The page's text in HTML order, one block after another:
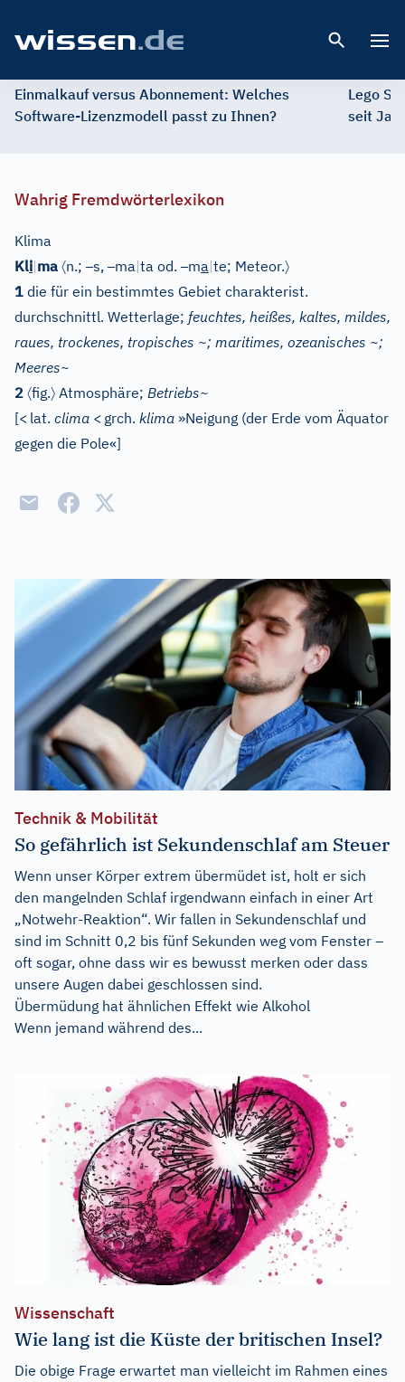
Einmalkauf versus Abonnement: Welches
Software-Lizenzmodell passt zu Ihnen?
Lego
seit
Wahrig Fremdwörterlexikon
Klima
Kli|ma 〈n.;–s,–ma|ta od.–ma|te; Meteor.〉
1 die für ein bestimmtes Gebiet charakterist.
durchschnittl. Wetterlage; feuchtes, heißes, kaltes, mildes,
raues, trockenes, tropisches ~; maritimes, ozeanisches ~;
Meeres~
2 〈fig.〉 Atmosphäre; Betriebs~
[< lat. clima < grch. klima »Neigung (der Erde vom Äquator
gegen die Pole«]
Technik & Mobilität
So gefährlich ist Sekundenschlaf am Steuer
Wenn unser Körper extrem übermüdet ist, holt er sich
den mangelnden Schlaf irgendwann einfach in einer Art
„Notwehr-Reaktion“. Wir fallen in Sekundenschlaf und
sind im Schnitt 0,2 bis fünf Sekunden weg vom Fenster –
oft sogar, ohne dass wir es bewusst merken oder dass
unsere Augen dabei geschlossen sind.
Übermüdung hat ähnlichen Effekt wie Alkohol
Wenn jemand während des...
Wissenschaft
Wie lang ist die Küste der britischen Insel?
Die obige Frage erwartet man vielleicht im Rahmen eines